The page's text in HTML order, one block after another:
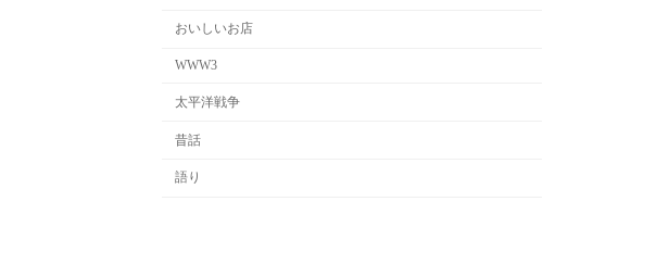
おいしいお店
WWW3
太平洋戦争
昔話
語り